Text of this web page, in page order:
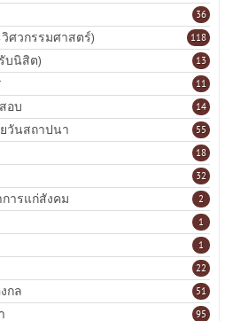
36
118
ศวกรรมศาสตร์)
13
บนิสิต)
11
14
อบ
55
วันสถาปนา
18
32
2
ารแก่สังคม
1
1
22
51
กล
95